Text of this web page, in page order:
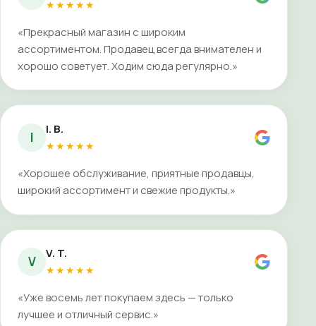
★★★★★
«Прекрасный магазин с широким
ассортиментом. Продавец всегда внимателен и
хорошо советует. Ходим сюда регулярно.»
I I. B.
★★★★★
«Хорошее обслуживание, приятные продавцы,
широкий ассортимент и свежие продукты.»
V V. T.
★★★★★
«Уже восемь лет покупаем здесь — только
лучшее и отличный сервис.»